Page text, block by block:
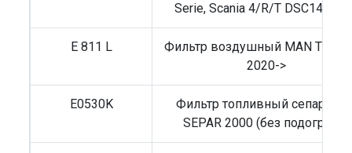
Serie, Scania 4/R/T DSC14/
E 811 L
Фильтр воздушный MAN TGL/
2020->
E0530K
Фильтр топливный
SEPAR 2000 (без подогрева)